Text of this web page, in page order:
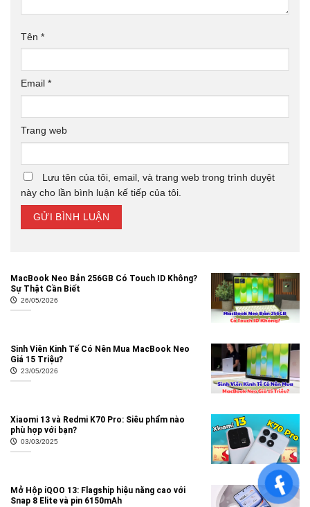
Tên *
Email *
Trang web
Lưu tên của tôi, email, và trang web trong trình duyệt
này cho lần bình luận kế tiếp của tôi.
MacBook Neo Bản 256GB Có Touch ID Không?
Sự Thật Cần Biết
26/05/2026
Sinh Viên Kinh Tế Có Nên Mua MacBook Neo
Giá 15 Triệu?
23/05/2026
Xiaomi 13 và Redmi K70 Pro: Siêu phẩm nào
phù hợp với bạn?
03/03/2025
Mở Hộp iQOO 13: Flagship hiệu năng cao với
Snap 8 Elite và pin 6150mAh